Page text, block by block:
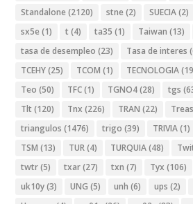
Standalone (2120) stne (2) SUECIA(2)
sx5e (1) t (4) ta35 (1) Taiwan (13)
tasa de desempleo (23) Tasa de interes
TCEHY(25) TCOM (1) TECNOLOGIA
Teo (50) TFC(1) TGNO4(28) tgs
Tlt (120) Tnx (226) TRAN (22)
triangulos (1476) trigo (39) TRIVIA(1)
TSM (13) TUR(4) TURQUIA(48)
twtr(5) txar(27) txn (7) Tyx (106)
uk10y(3) UNG (5) unh (6) ups (2)